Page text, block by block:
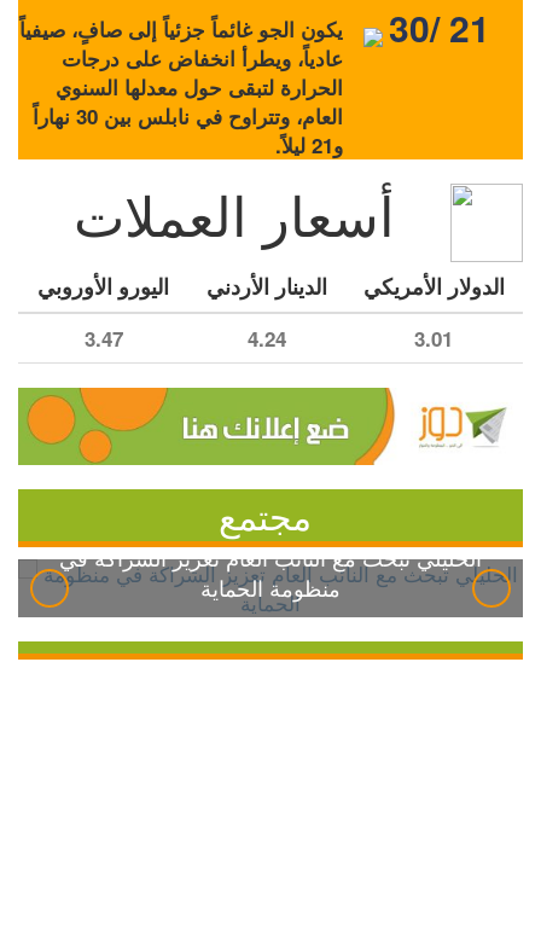
يكون الجو غائماً جزئياً إلى صافٍ، صيفياً
عادياً، ويطرأ انخفاض على درجات
الحرارة لتبقى حول معدلها السنوي
العام، وتتراوح في نابلس بين 30 نهاراً
و21 ليلاً.
30/ 21
أسعار العملات
الدولار الأمريكي الدينار الأردني اليورو الأوروبي
3.01
4.24
3.47
مجتمع
الخليلي تبحث مع النائب العام تعزيز الشراكة في
منظومة الحماية